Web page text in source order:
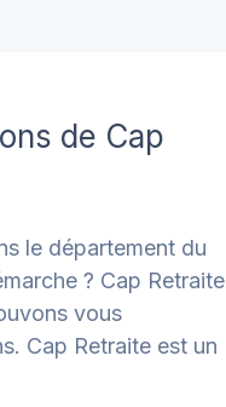
de Cap
le département du
? Cap Retraite
vous
Cap Retraite est un